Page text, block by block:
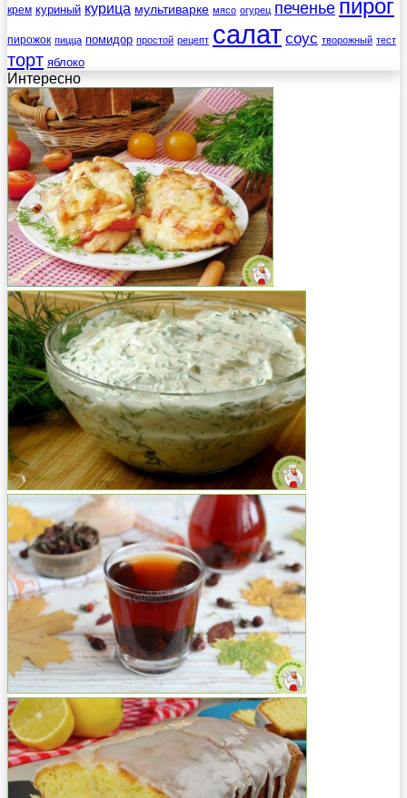
крем куриный курица мультиварке мясо огурец печенье пирог
пирожок пицца помидор простой рецепт салат соус творожный тест
торт яблоко
Интересно